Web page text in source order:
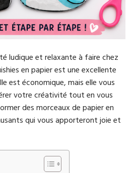
ludique et relaxante à faire chez
en papier est une excellente
est économique, mais elle vous
votre créativité tout en vous
des morceaux de papier en
qui vous apporteront joie et